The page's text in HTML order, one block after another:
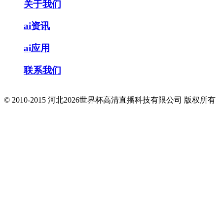
关于我们
ai资讯
ai应用
联系我们
© 2010-2015 河北2026世界杯高清直播科技有限公司 版权所有